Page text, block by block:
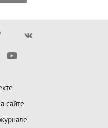
сайте